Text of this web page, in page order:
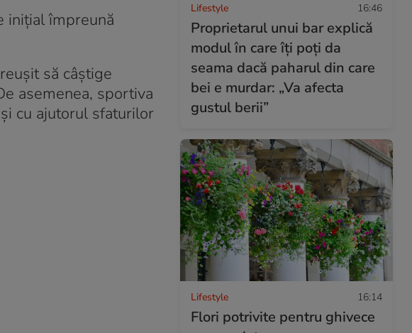
inițial împreună
să câștige
asemenea, sportiva
cu ajutorul sfaturilor
Lifestyle 16:46
Proprietarul unui bar explică
modul în care îți poți da
seama dacă paharul din care
bei e murdar: „Va afecta
gustul berii”
Lifestyle 16:14
Flori potrivite pentru ghivece